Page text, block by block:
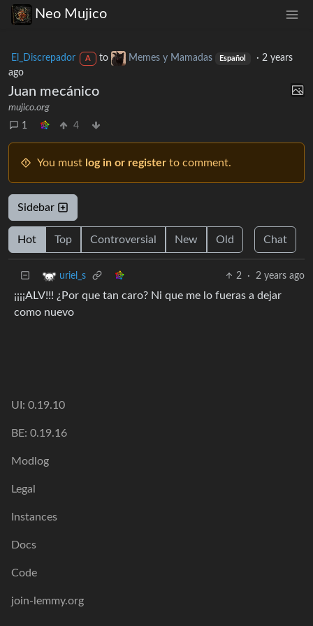
Neo Mujico
El_Discrepador A to Memes y Mamadas Español ·2 years
ago
Juan mecánico
mujico.org
1
4
You must log in or register to comment.
Sidebar
Hot Top Controversial New Old Chat
uriel_s 2 · 2 years ago
¡¡¡¡ALV!!! ¿Por que tan caro? Ni que me lo fueras a dejar
como nuevo
UI: 0.19.10
BE: 0.19.16
Modlog
Legal
Instances
Docs
Code
join-lemmy.org